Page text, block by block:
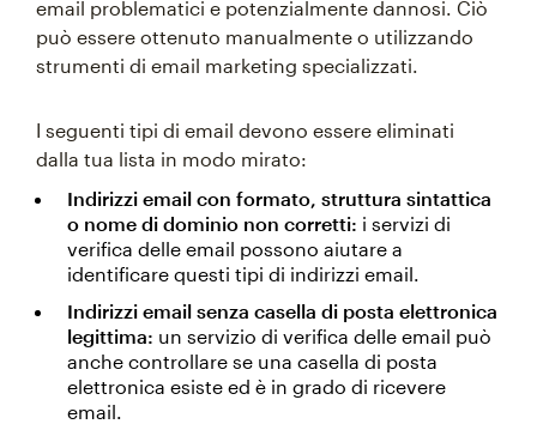
email problematici e potenzialmente dannosi. Ciò
può essere ottenuto manualmente o utilizzando
strumenti di email marketing specializzati.
I seguenti tipi di email devono essere eliminati
dalla tua lista in modo mirato:
Indirizzi email con formato, struttura sintattica
o nome di dominio non corretti: i servizi di
verifica delle email possono aiutare a
identificare questi tipi di indirizzi email.
Indirizzi email senza casella di posta elettronica
legittima: un servizio di verifica delle email può
anche controllare se una casella di posta
elettronica esiste ed è in grado di ricevere
email.